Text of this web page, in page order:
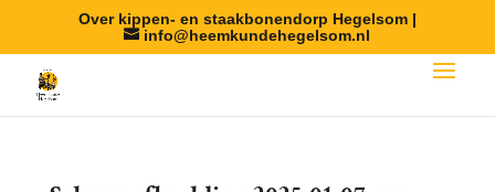
Over kippen- en staakbonendorp Hegelsom |
info@heemkundehegelsom.nl